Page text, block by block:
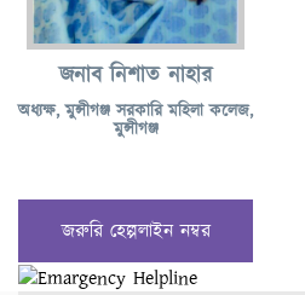
জনাব নিশাত নাহার
অধ্যক্ষ, মুন্সীগঞ্জ সরকারি মহিলা কলেজ,
মুন্সীগঞ্জ
জরুরি হেল্পলাইন নম্বর